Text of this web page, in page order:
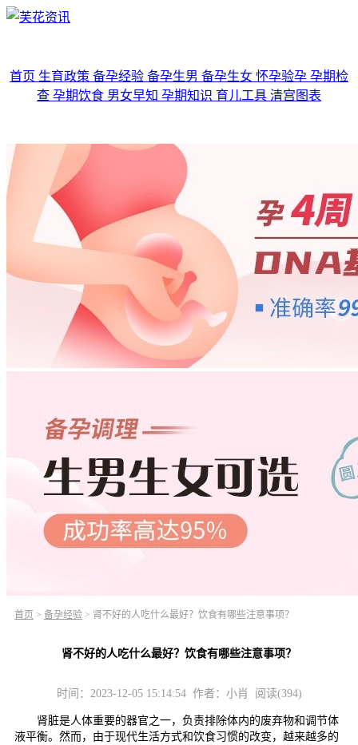
首页 生育政策 备孕经验 备孕生男 备孕生女 怀孕验孕 孕期检
查 孕期饮食 男女早知 孕期知识 育儿工具 清宫图表
首页 > 备孕经验 > 肾不好的人吃什么最好？饮食有哪些注意事项？
肾不好的人吃什么最好？饮食有哪些注意事项？
时间：2023-12-05 15:14:54 作者：小肖 阅读(394)
肾脏是人体重要的器官之一，负责排除体内的废弃物和调节体
液平衡。然而，由于现代生活方式和饮食习惯的改变，越来越多的